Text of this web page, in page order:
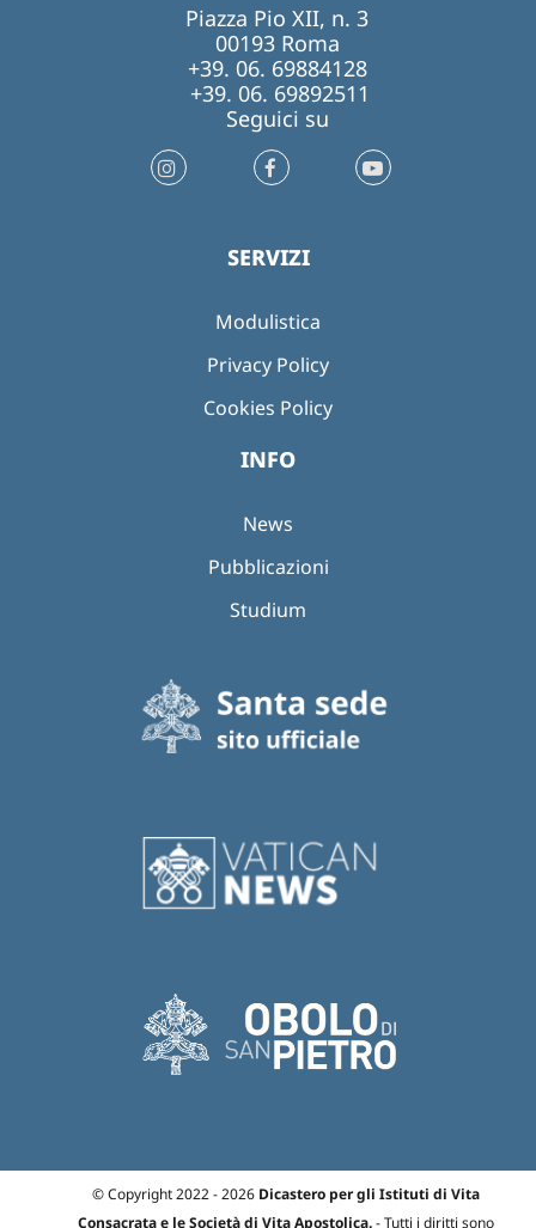
Piazza Pio XII, n. 3
00193 Roma
+39. 06. 69884128
+39. 06. 69892511
Seguici su
SERVIZI
Modulistica
Privacy Policy
Cookies Policy
INFO
News
Pubblicazioni
Studium
© Copyright 2022 - 2026 Dicastero per gli Istituti di Vita
Consacrata e le Società di Vita Apostolica.- Tutti i diritti sono